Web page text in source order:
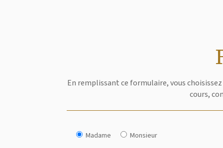
En remplissant ce formulaire, vous
cours,
Madame Monsieur